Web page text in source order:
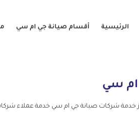
الرئيسية أقسام صيانة جي ام سي
سي
خدمة شركات صيانة جي ام سي خدمة عملاء